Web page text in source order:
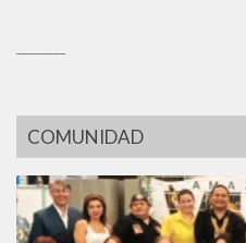
COMUNIDAD